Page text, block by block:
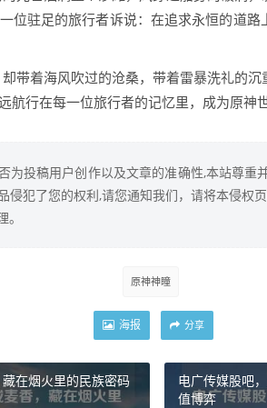
位驻足的旅行者诉说：在追求永恒的道
带着海风吹过的沧桑，带着雷暴洗礼的
航行在每一位旅行者的记忆里，成为原神
为投稿用户创作以及文章的准确性,本站尊重
侵犯了您的权利,请您通知我们，请将本侵权
原神神瞳
海报 分享
在烟火里的民族密码
电广传媒股吧
值博弈